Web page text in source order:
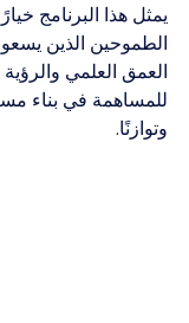
يمثل هذا البرنامج
الطموحين الذين
العمق العلمي والرؤية
للمساهمة في بناء
وتوازنًا.